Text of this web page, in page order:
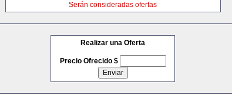
Serán consideradas ofertas
Realizar una Oferta
Precio Ofrecido $